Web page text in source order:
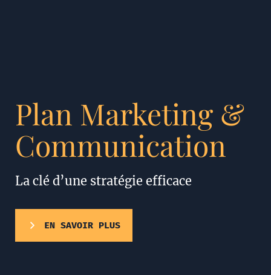
Plan Marketing &
Communication
La clé d’une stratégie efficace
EN SAVOIR PLUS